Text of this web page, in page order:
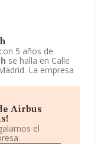
5 años de
se halla en Calle
La empresa
como 3099 -
n.c.o.p..
Airbus
el